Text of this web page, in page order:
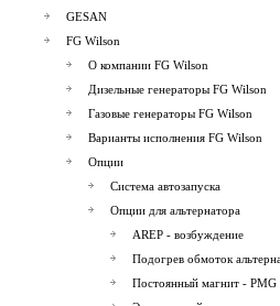
GESAN
FG Wilson
О компании FG Wilson
Дизельные генераторы FG Wilson
Газовые генераторы FG Wilson
Варианты исполнения FG Wilson
Опции
Система автозапуска
Опции для альтернатора
AREP - возбуждение
Подогрев обмоток
Постоянный магнит - PMG